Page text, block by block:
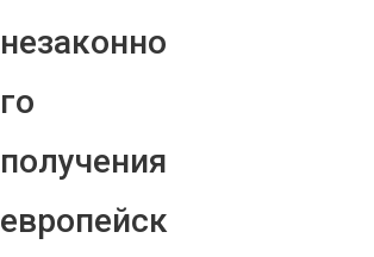
незаконно
го
получения
европейск